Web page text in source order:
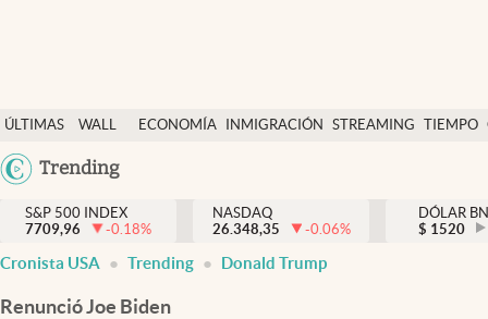
ÚLTIMAS
NOTICIAS
WALL
DÓLAR
ECONOMÍA INMIGRACIÓN STREAMING TIEMPO
México
Trending
Finanzas y economía
Wall Street y dólar
Inmigración
S&P 500 INDEX
7709,96
-0.18%
NASDAQ
26.348,35
-0.06%
DÓLAR
$ 1520
Cronista USA Trending Donald Trump
Renunció Joe Biden